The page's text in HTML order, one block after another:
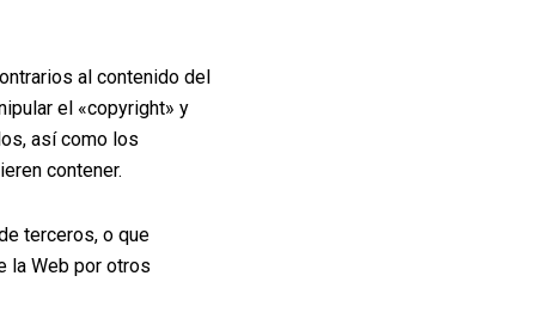
al contenido del
el «copyright» y
así como los
contener.
terceros, o que
la Web por otros